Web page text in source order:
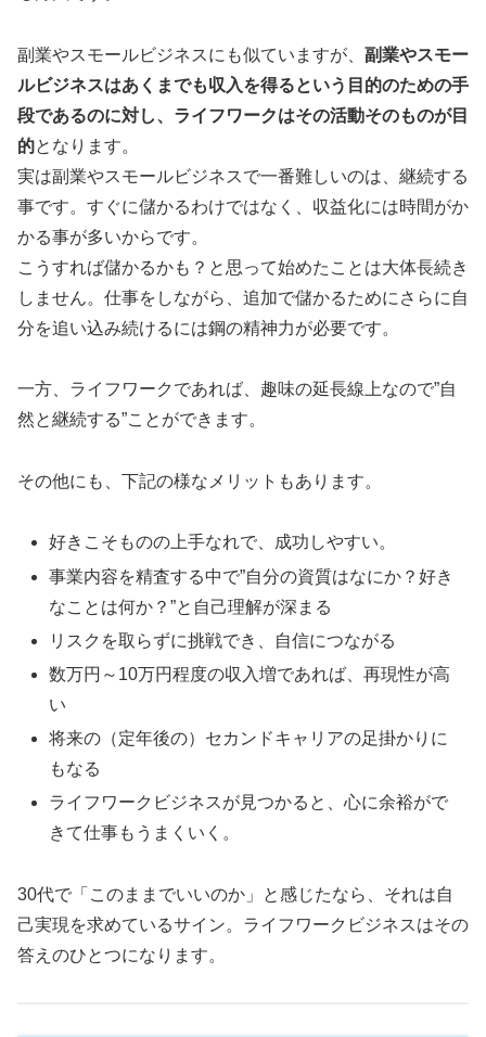
副業やスモールビジネスにも似ていますが、 副業やスモー
ルビジネスはあくまでも収入を得るという目的のための手
段であるのに対し、ライフワークはその活動そのものが目
的となります。
実は副業やスモールビジネスで一番難しいのは、継続する
事です。すぐに儲かるわけではなく、収益化には時間がか
かる事が多いからです。
こうすれば儲かるかも？と思って始めたことは大体長続き
しません。仕事をしながら、追加で儲かるためにさらに自
分を追い込み続けるには鋼の精神力が必要です。
一方、ライフワークであれば、趣味の延長線上なので”自
然と継続する”ことができます。
その他にも、下記の様なメリットもあります。
好きこそものの上手なれで、成功しやすい。
事業内容を精査する中で”自分の資質はなにか？好き
なことは何か？”と自己理解が深まる
リスクを取らずに挑戦でき、自信につながる
数万円～10万円程度の収入増であれば、再現性が高
い
将来の（定年後の）セカンドキャリアの足掛かりに
もなる
ライフワークビジネスが見つかると、心に余裕がで
きて仕事もうまくいく。
30代で「このままでいいのか」と感じたなら、それは自
己実現を求めているサイン。ライフワークビジネスはその
答えのひとつになります。